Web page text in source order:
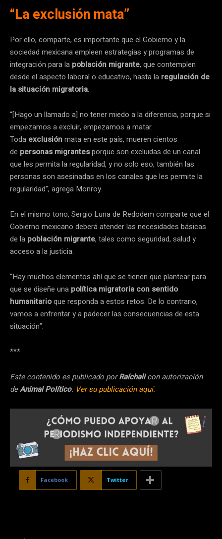
“La exclusión mata”
Por ello, comparte, es importante que el Gobierno y la
sociedad mexicana empleen estrategias y programas de
integración para la población migrante, que contemplen
desde el aspecto laboral o educativo, hasta la regulación de
la situación migratoria.
“[Hago un llamado a] no tener miedo a la diferencia, porque si
empezamos a excluir, empezamos a matar.
Toda exclusiónmata en este país, mueren cientos
de personas migrantesporque son excluidas de un canal
que les permita la regularidad, y no solo eso, también las
personas son asesinadas en los canales que les permite la
regularidad”, agrega Monroy.
En el mismo tono, Sergio Luna de Redodem comparte que el
Gobierno mexicano deberá atender las necesidades básicas
de la población migrante, tales como seguridad, salud y
acceso a la justicia.
“Hay muchos elementos ahí que se tienen que plantear para
que se diseñe una política migratoria con sentido
humanitarioque responda a estos retos. De lo contrario,
vamos a enfrentar y a padecer las consecuencias de esta
situación”.
***
Este contenido es publicado porRaíchalicon autorización
deAnimal Político. Ver su publicación aquí.
Facebook Twitter